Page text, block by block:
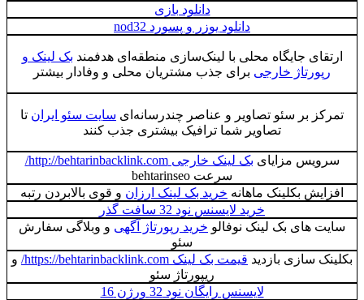
دانلود بازی
دانلود یوزر و پسورد nod32
ارتقای جایگاه محلی با لینک‌سازی منطقه‌ای هدفمند بک لینک و
رپورتاژ خارجی برای جذب مشتریان محلی و وفادار بیشتر
تمرکز بر سئو تصاویر و عناصر چندرسانه‌ای سایت سئو ایران تا
تصاویر شما ترافیک بیشتری جذب کنند
سرویس مزایای بک لینک خارجی http://behtarinbacklink.com/
سرعت behtarinseo
افزایش بکلینک ماهانه خرید بک لینک ارزان و قوی بالابردن رتبه
خرید لایسنس نود 32 سافت گذر
سایت های بک لینک نوفالو خرید رپورتاژ آگهی و وبلاگی سفارش
سئو
بکلینک سازی بازدید قیمت بک لینک https://behtarinbacklink.com/
و
ریپورتاژ سئو
لایسنس رایگان نود 32 ورژن 16